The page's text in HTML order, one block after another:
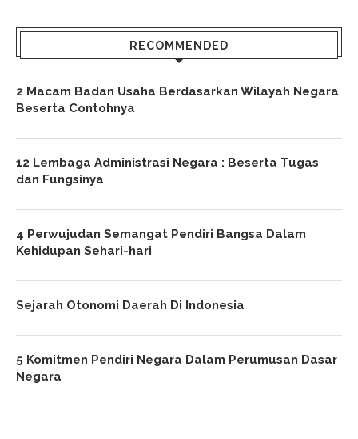
RECOMMENDED
2 Macam Badan Usaha Berdasarkan Wilayah Negara
Beserta Contohnya
12 Lembaga Administrasi Negara : Beserta Tugas
dan Fungsinya
4 Perwujudan Semangat Pendiri Bangsa Dalam
Kehidupan Sehari-hari
Sejarah Otonomi Daerah Di Indonesia
5 Komitmen Pendiri Negara Dalam Perumusan Dasar
Negara